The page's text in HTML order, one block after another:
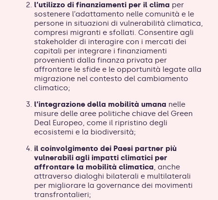
l’utilizzo di finanziamenti per il clima per
sostenere l’adattamento nelle comunità e le
persone in situazioni di vulnerabilità climatica,
compresi migranti e sfollati. Consentire agli
stakeholder di interagire con i mercati dei
capitali per integrare i finanziamenti
provenienti dalla finanza privata per
affrontare le sfide e le opportunità legate alla
migrazione nel contesto del cambiamento
climatico;
l’integrazione della mobilità umana nelle
misure delle aree politiche chiave del Green
Deal Europeo, come il ripristino degli
ecosistemi e la biodiversità;
il coinvolgimento dei Paesi partner più
vulnerabili agli impatti climatici per
affrontare la mobilità climatica, anche
attraverso dialoghi bilaterali e multilaterali
per migliorare la governance dei movimenti
transfrontalieri;